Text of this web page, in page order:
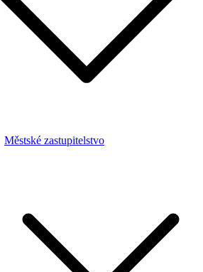
Městské zastupitelstvo